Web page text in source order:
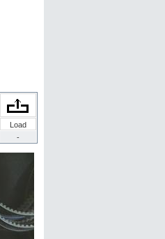
Load
-